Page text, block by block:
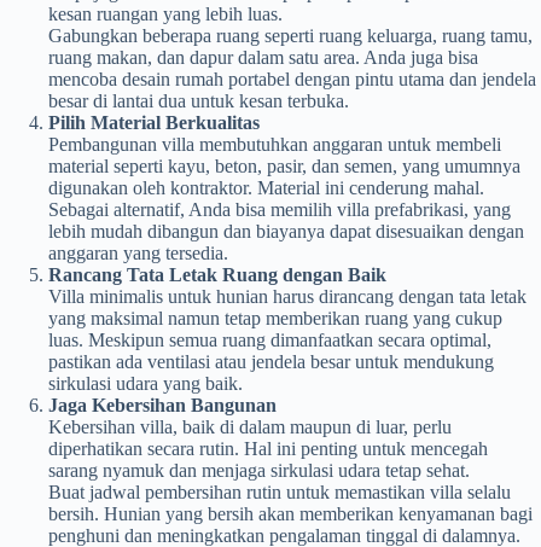
kesan ruangan yang lebih luas.
Gabungkan beberapa ruang seperti ruang keluarga, ruang tamu,
ruang makan, dan dapur dalam satu area. Anda juga bisa
mencoba desain rumah portabel dengan pintu utama dan jendela
besar di lantai dua untuk kesan terbuka.
Pilih Material Berkualitas
Pembangunan villa membutuhkan anggaran untuk membeli
material seperti kayu, beton, pasir, dan semen, yang umumnya
digunakan oleh kontraktor. Material ini cenderung mahal.
Sebagai alternatif, Anda bisa memilih villa prefabrikasi, yang
lebih mudah dibangun dan biayanya dapat disesuaikan dengan
anggaran yang tersedia.
Rancang Tata Letak Ruang dengan Baik
Villa minimalis untuk hunian harus dirancang dengan tata letak
yang maksimal namun tetap memberikan ruang yang cukup
luas. Meskipun semua ruang dimanfaatkan secara optimal,
pastikan ada ventilasi atau jendela besar untuk mendukung
sirkulasi udara yang baik.
Jaga Kebersihan Bangunan
Kebersihan villa, baik di dalam maupun di luar, perlu
diperhatikan secara rutin. Hal ini penting untuk mencegah
sarang nyamuk dan menjaga sirkulasi udara tetap sehat.
Buat jadwal pembersihan rutin untuk memastikan villa selalu
bersih. Hunian yang bersih akan memberikan kenyamanan bagi
penghuni dan meningkatkan pengalaman tinggal di dalamnya.